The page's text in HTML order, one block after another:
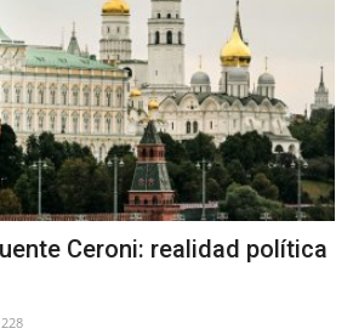
Ceroni: realidad política
228